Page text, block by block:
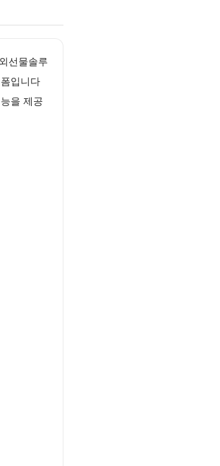
선물솔루
입니다
을 제공